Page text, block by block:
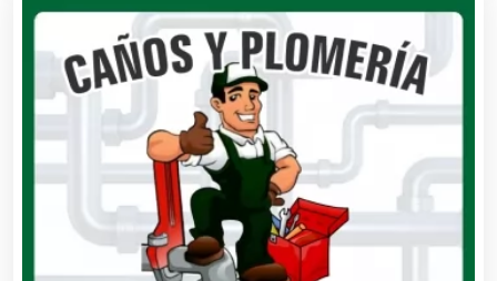
Arquitectos
Artes Gráficas
Artesanías
Artículos de Oficina